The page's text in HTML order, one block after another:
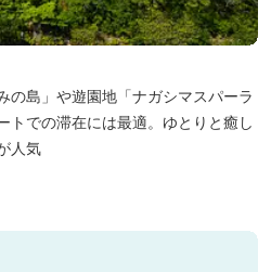
の島」や遊園地「ナガシマスパーラ
トでの滞在には最適。ゆとりと癒し
人気